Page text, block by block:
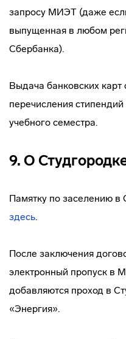
запросу МИЭТ (даже
выпущенная в любом
Сбербанка).
Выдача банковских карт
перечисления
учебного семестра.
9. О
Памятку по заселению в
здесь.
После заключения
электронный пропуск в
добавляются проход в
«Энергия».